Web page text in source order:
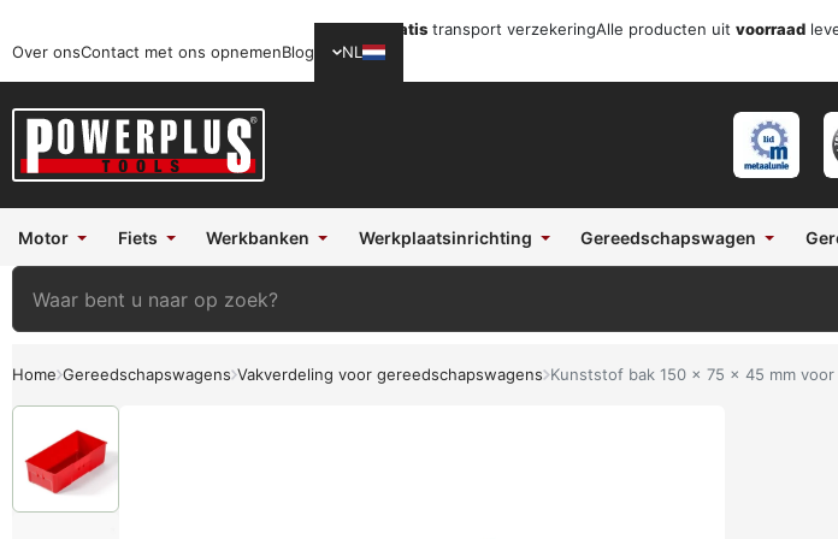
Gratis transport verzekeringAlle producten uit voorraad
Over onsContact met ons opnemenBlog NL
Motor Fiets Werkbanken Werkplaatsinrichting Gereedschapswagen
Home Gereedschapswagens Vakverdeling voor gereedschapswagens Kunststof bak 150 x 75 x 45 mm